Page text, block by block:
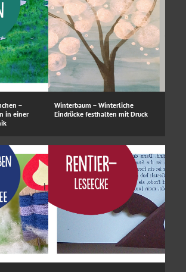
–
in einer
Winterbaum – Winterliche
Eindrücke festhalten mit Druck